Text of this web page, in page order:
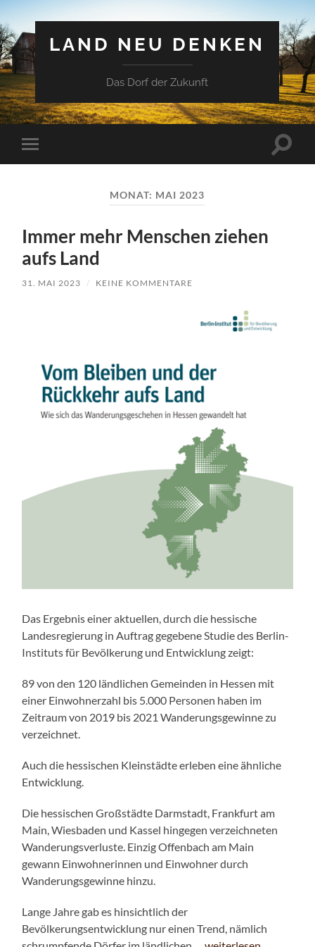
LAND NEU DENKEN
Das Dorf der Zukunft
Mobile-
Menü
MONAT: MAI 2023
Immer mehr Menschen ziehen
aufs Land
31. MAI 2023 / KEINE KOMMENTARE
Das Ergebnis einer aktuellen, durch die hessische
Landesregierung in Auftrag gegebene Studie des Berlin-
Instituts für Bevölkerung und Entwicklung zeigt:
89 von den 120 ländlichen Gemeinden in Hessen mit
einer Einwohnerzahl bis 5.000 Personen haben im
Zeitraum von 2019 bis 2021 Wanderungsgewinne zu
verzeichnet.
Auch die hessischen Kleinstädte erleben eine ähnliche
Entwicklung.
Die hessischen Großstädte Darmstadt, Frankfurt am
Main, Wiesbaden und Kassel hingegen verzeichneten
Wanderungsverluste. Einzig Offenbach am Main
gewann Einwohnerinnen und Einwohner durch
Wanderungsgewinne hinzu.
Lange Jahre gab es hinsichtlich der
Bevölkerungsentwicklung nur einen Trend, nämlich